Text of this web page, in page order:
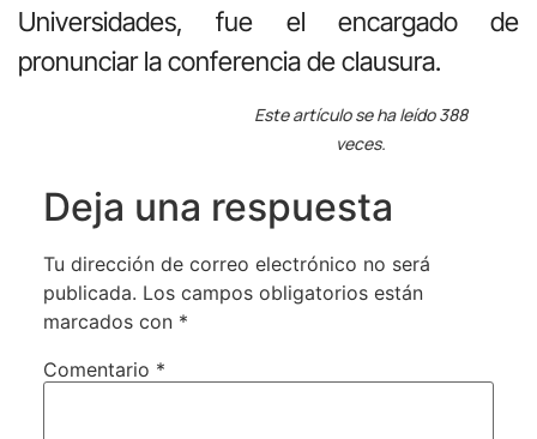
Universidades, fue el encargado de
pronunciar la conferencia de clausura.
Este artículo se ha leído 388
veces.
Deja una respuesta
Tu dirección de correo electrónico no será
publicada. Los campos obligatorios están
marcados con *
Comentario *